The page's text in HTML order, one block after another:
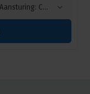
Openingshoek: 14°, Kleurtemperatuur: 3000K, Aansturing: CASAMBI, Bevestiging: Tieback mounting, Kleur: Zwart